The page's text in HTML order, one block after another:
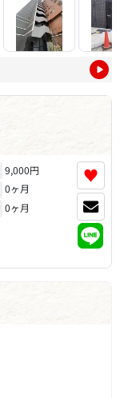
9,000円
0ヶ月
0ヶ月
♥